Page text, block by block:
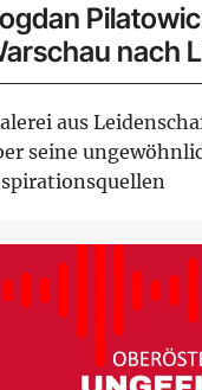
nach
aus
seine